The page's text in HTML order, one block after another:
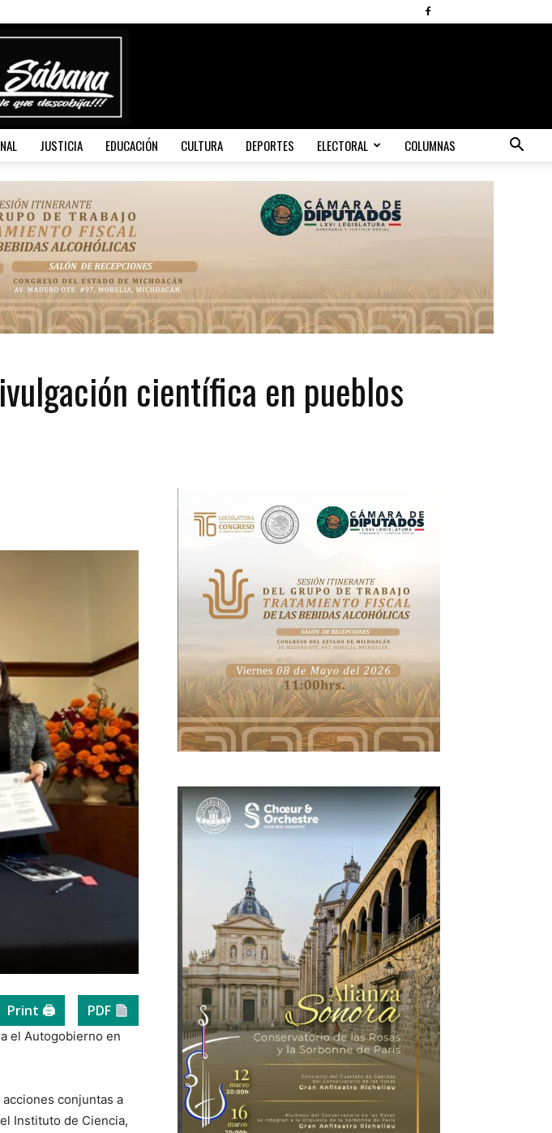
Sábana
JUSTICIA EDUCACIÓN CULTURA DEPORTES ELECTORAL COLUMNAS
científica en pueblos
Print 🖨 PDF
el Autogobierno en
conjuntas a
Instituto de Ciencia,